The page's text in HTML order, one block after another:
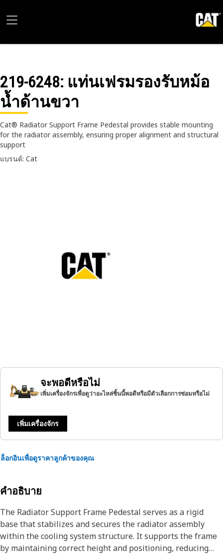
219-6248: แท่นเฟรมรองรับหม้อ
น้ำด้านขวา
Cat® Radiator Support Frame Pedestal provides stable mounting
for the radiator assembly, ensuring proper alignment and structural
support
แบรนด์: Cat
จะพอดีหรือไม่
เพิ่มเครื่องจักรเพื่อดูว่าอะไหล่ชิ้นนี้พอดีหรือมีตัวเลือกการซ่อมหรือไม่
เพิ่มเครื่องจักร
ล็อกอินเพื่อดูราคาลูกค้าของคุณ
คำอธิบาย
The Radiator Support Frame Pedestal serves as a rigid
base that stabilizes and secures the radiator assembly
within the cooling system structure. It supports the frame
by maintaining correct height and positioning, reducing